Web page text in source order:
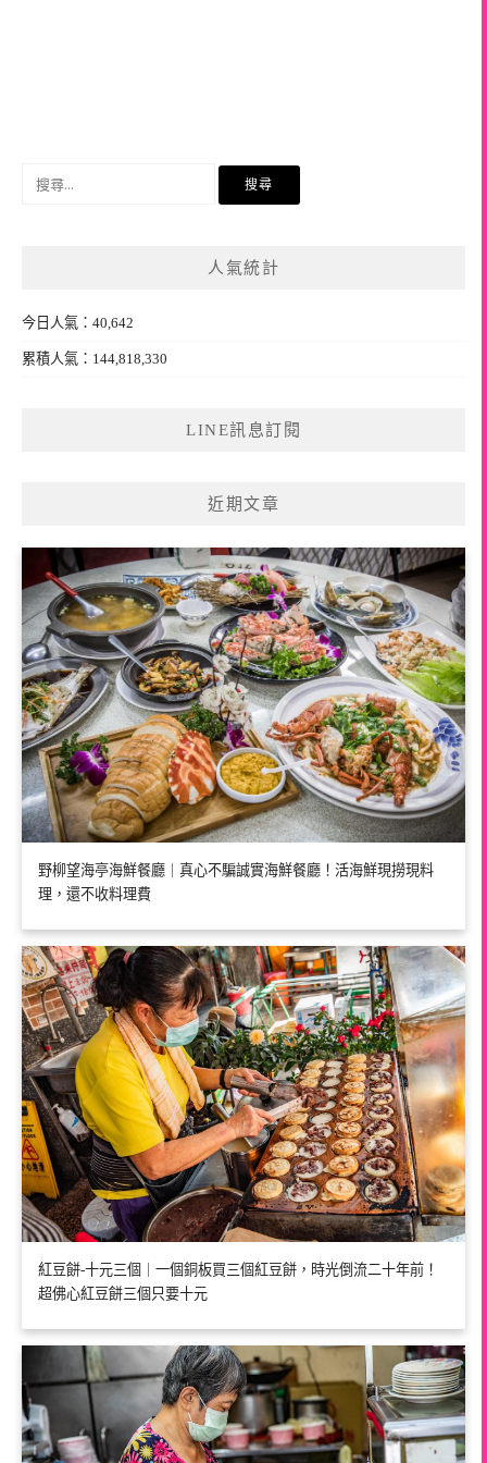
人氣統計
今日人氣：40,642
累積人氣：144,818,330
LINE訊息訂閱
近期文章
野柳望海亭海鮮餐廳｜真心不騙誠實海鮮餐廳！活海鮮現撈現料
理，還不收料理費
紅豆餅-十元三個｜一個銅板買三個紅豆餅，時光倒流二十年前！
超佛心紅豆餅三個只要十元